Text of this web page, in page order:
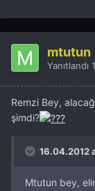
mtutun
Yanıtlandı
Remzi Bey,
şimdi?
16.04.2012
Mtutun bey,